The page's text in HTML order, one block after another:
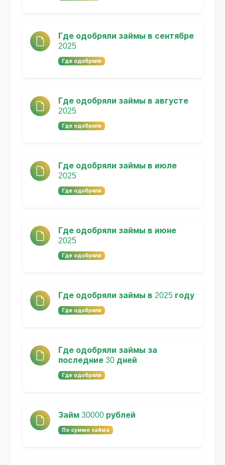
Где одобряли займы в сентябре
2025
Где одобряли
Где одобряли займы в августе
2025
Где одобряли
Где одобряли займы в июле
2025
Где одобряли
Где одобряли займы в июне
2025
Где одобряли
Где одобряли займы в 2025 году
Где одобряли
Где одобряли займы за
последние 30 дней
Где одобряли
Займ 30000 рублей
По сумме займа